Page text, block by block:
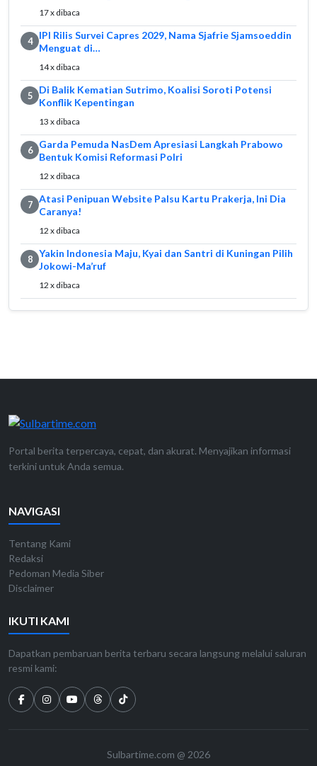
17 x dibaca
4
IPI Rilis Survei Capres 2029, Nama Sjafrie Sjamsoeddin
Menguat di…
14 x dibaca
5
Di Balik Kematian Sutrimo, Koalisi Soroti Potensi
Konflik Kepentingan
13 x dibaca
6
Garda Pemuda NasDem Apresiasi Langkah Prabowo
Bentuk Komisi Reformasi Polri
12 x dibaca
7 Atasi Penipuan Website Palsu Kartu Prakerja, Ini Dia
Caranya!
12 x dibaca
8 Yakin Indonesia Maju, Kyai dan Santri di Kuningan Pilih
Jokowi-Ma’ruf
12 x dibaca
Portal berita terpercaya, cepat, dan akurat. Menyajikan informasi
terkini untuk Anda semua.
NAVIGASI
Tentang Kami
Redaksi
Pedoman Media Siber
Disclaimer
IKUTI KAMI
Dapatkan pembaruan berita terbaru secara langsung melalui saluran
resmi kami:
Sulbartime.com @ 2026